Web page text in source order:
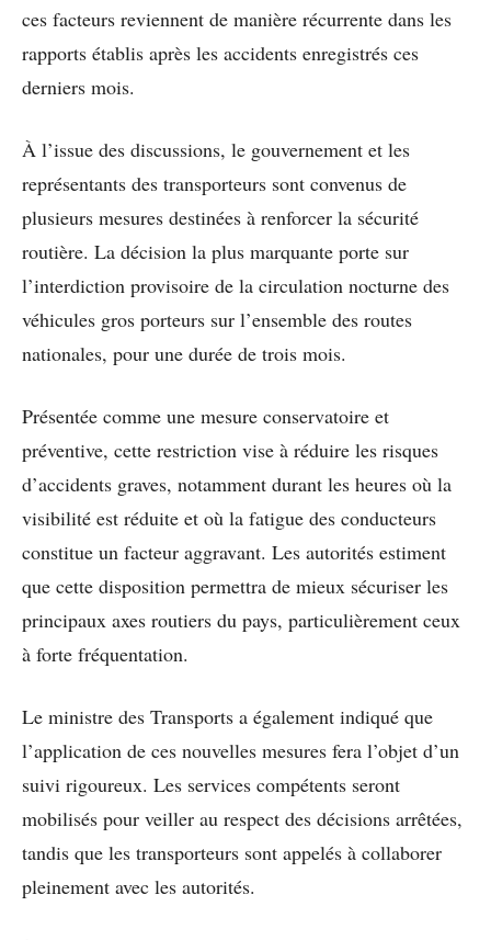
ces facteurs reviennent de manière récurrente dans les
rapports établis après les accidents enregistrés ces
derniers mois.
À l’issue des discussions, le gouvernement et les
représentants des transporteurs sont convenus de
plusieurs mesures destinées à renforcer la sécurité
routière. La décision la plus marquante porte sur
l’interdiction provisoire de la circulation nocturne des
véhicules gros porteurs sur l’ensemble des routes
nationales, pour une durée de trois mois.
Présentée comme une mesure conservatoire et
préventive, cette restriction vise à réduire les risques
d’accidents graves, notamment durant les heures où la
visibilité est réduite et où la fatigue des conducteurs
constitue un facteur aggravant. Les autorités estiment
que cette disposition permettra de mieux sécuriser les
principaux axes routiers du pays, particulièrement ceux
à forte fréquentation.
Le ministre des Transports a également indiqué que
l’application de ces nouvelles mesures fera l’objet d’un
suivi rigoureux. Les services compétents seront
mobilisés pour veiller au respect des décisions arrêtées,
tandis que les transporteurs sont appelés à collaborer
pleinement avec les autorités.